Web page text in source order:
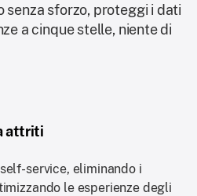
senza sforzo, proteggi i dati
a cinque stelle, niente di
attriti
service, eliminando i
le esperienze degli